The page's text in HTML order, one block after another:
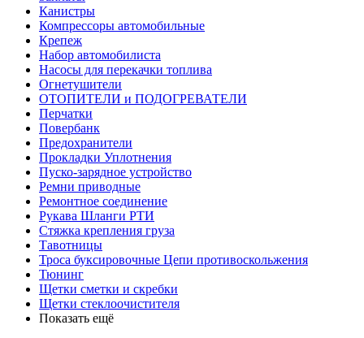
Канистры
Компрессоры автомобильные
Крепеж
Набор автомобилиста
Насосы для перекачки топлива
Огнетушители
ОТОПИТЕЛИ и ПОДОГРЕВАТЕЛИ
Перчатки
Повербанк
Предохранители
Прокладки Уплотнения
Пуско-зарядное устройство
Ремни приводные
Ремонтное соединение
Рукава Шланги РТИ
Стяжка крепления груза
Тавотницы
Троса буксировочные Цепи противоскольжения
Тюнинг
Щетки сметки и скребки
Щетки стеклоочистителя
Показать ещё